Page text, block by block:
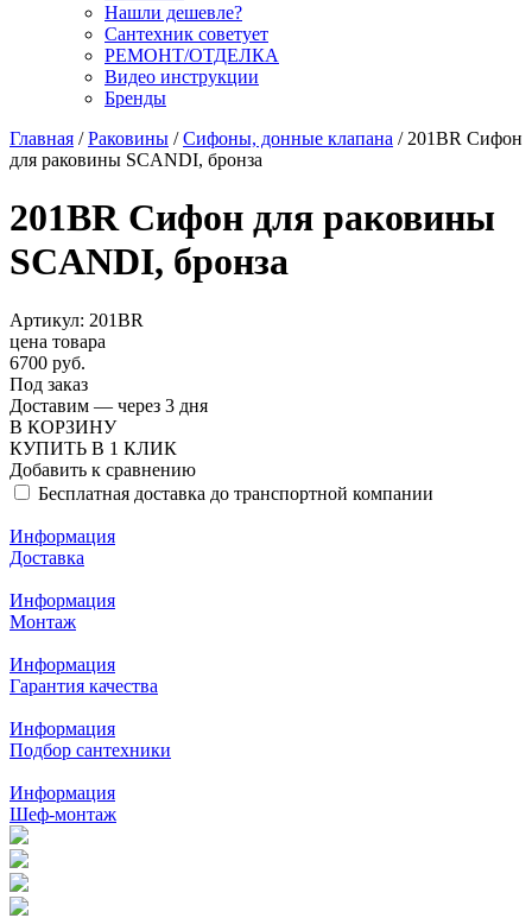
Нашли дешевле?
Сантехник советует
РЕМОНТ/ОТДЕЛКА
Видео инструкции
Бренды
Главная /Раковины /Сифоны, донные клапана / 201BR Сифон
для раковины SCANDI, бронза
201BR Сифон для раковины
SCANDI, бронза
Артикул: 201BR
цена товара
6700 руб.
Под заказ
Доставим — через 3 дня
В КОРЗИНУ
КУПИТЬ В 1 КЛИК
Добавить к сравнению
Бесплатная доставка до транспортной компании
Информация
Доставка
Информация
Монтаж
Информация
Гарантия качества
Информация
Подбор сантехники
Информация
Шеф-монтаж